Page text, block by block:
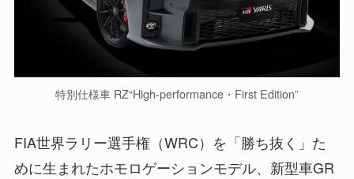
特別仕様車 RZ“High-performance・First Edition”
FIA世界ラリー選手権（WRC）を「勝ち抜く」た
めに生まれたホモロゲーションモデル、新型車GR